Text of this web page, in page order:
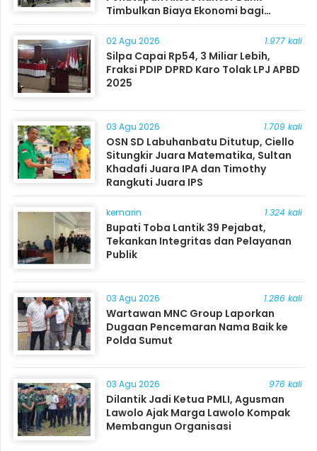
Timbulkan Biaya Ekonomi bagi
Masyarakat
02 Agu 2026 1.977 kali
Silpa Capai Rp54, 3 Miliar Lebih,
Fraksi PDIP DPRD Karo Tolak LPJ APBD
2025
03 Agu 2026 1.709 kali
OSN SD Labuhanbatu Ditutup, Ciello
Situngkir Juara Matematika, Sultan
Khadafi Juara IPA dan Timothy
Rangkuti Juara IPS
kemarin 1.324 kali
Bupati Toba Lantik 39 Pejabat,
Tekankan Integritas dan Pelayanan
Publik
03 Agu 2026 1.286 kali
Wartawan MNC Group Laporkan
Dugaan Pencemaran Nama Baik ke
Polda Sumut
03 Agu 2026 976 kali
Dilantik Jadi Ketua PMLI, Agusman
Lawolo Ajak Marga Lawolo Kompak
Membangun Organisasi